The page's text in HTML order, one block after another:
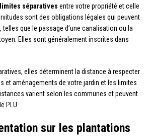
limites séparatives entre votre propriété et celle
sont des obligations légales qui peuvent
telles que le passage d’une canalisation ou la
Elles sont généralement inscrites dans
elles déterminent la distance à respecter
et aménagements de votre jardin et les limites
varient selon les communes et peuvent
PLU.
sur les plantations